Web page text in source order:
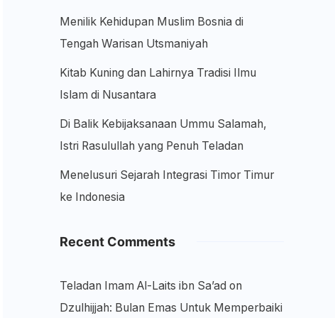
Menilik Kehidupan Muslim Bosnia di
Tengah Warisan Utsmaniyah
Kitab Kuning dan Lahirnya Tradisi Ilmu
Islam di Nusantara
Di Balik Kebijaksanaan Ummu Salamah,
Istri Rasulullah yang Penuh Teladan
Menelusuri Sejarah Integrasi Timor Timur
ke Indonesia
Recent Comments
Teladan Imam Al-Laits ibn Sa’ad on
Dzulhijjah: Bulan Emas Untuk Memperbaiki